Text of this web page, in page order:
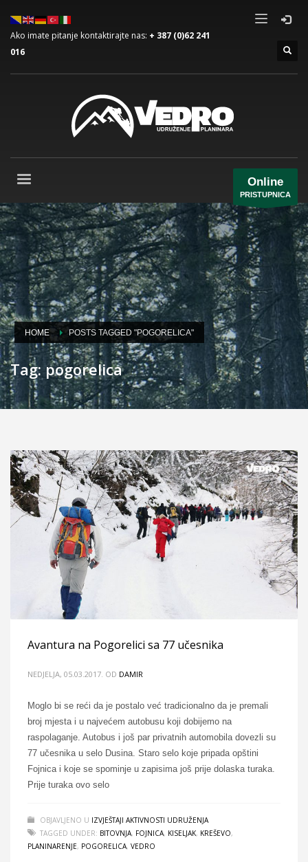
Ako imate pitanje kontaktirajte nas: + 387 (0)62 241
016
Online
PRISTUPNICA
HOME POSTS TAGGED "POGORELICA"
Tag: pogorelica
Avantura na Pogorelici sa 77 učesnika
NEDJELJA, 05.03.2017. OD DAMIR
Moglo bi se reći da je postalo već tradicionalno da je premali
broj mjesta i u najvećem autobusu koji dobijemo na
raspolaganje. Autobus i još par privatnih automobila dovezli su
77 učesnika u selo Dusina. Staro selo koje pripada opštini
Fojnica i koje se spominje u zapisima još prije dolaska turaka.
Prije turaka ovo selo
OBJAVLJENO U IZVJEŠTAJI AKTIVNOSTI UDRUŽENJA
TAGGED UNDER: BITOVNJA, FOJNICA, KISELJAK, KREŠEVO,
PLANINARENJE, POGORELICA, VEDRO